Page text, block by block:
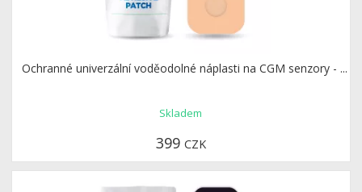
Ochranné univerzální voděodolné náplasti na CGM senzory - ...
Skladem
399 CZK